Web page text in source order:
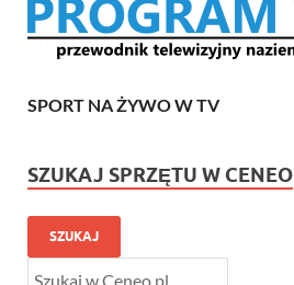
SPORT NA ŻYWO W TV
SZUKAJ SPRZĘTU W CENEO
SZUKAJ